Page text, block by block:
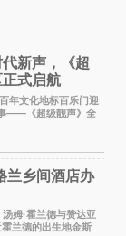
新声，《超
式启航
文化地标百乐门迎
——《超级靓声》全
新闻发布会暨启动
导、嘉宾与媒体朋友
兰乡间酒店办
姆·霍兰德与赞达亚
兰德的出生地金斯